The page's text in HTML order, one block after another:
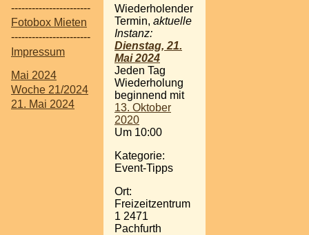
-----------------------
Fotobox Mieten
-----------------------
Impressum
Mai 2024
Woche 21/2024
21. Mai 2024
Wiederholender
Termin, aktuelle
Instanz:
Dienstag, 21.
Mai 2024
Jeden Tag
Wiederholung
beginnend mit
13. Oktober
2020
Um 10:00
Kategorie:
Event-Tipps
Ort:
Freizeitzentrum
1 2471
Pachfurth